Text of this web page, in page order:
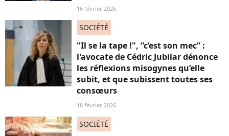
16 février 2026
SOCIÉTÉ
"Il se la tape !", “c’est son mec” :
l'avocate de Cédric Jubilar dénonce
les réflexions misogynes qu’elle
subit, et que subissent toutes ses
consœurs
18 février 2026
SOCIÉTÉ